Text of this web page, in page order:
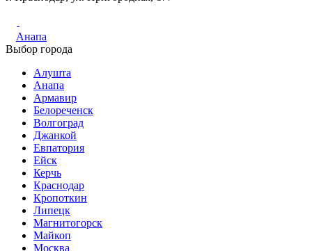
Анапа
Выбор города
Алушта
Анапа
Армавир
Белореченск
Волгоград
Джанкой
Евпатория
Ейск
Керчь
Краснодар
Кропоткин
Липецк
Магнитогорск
Майкоп
Москва